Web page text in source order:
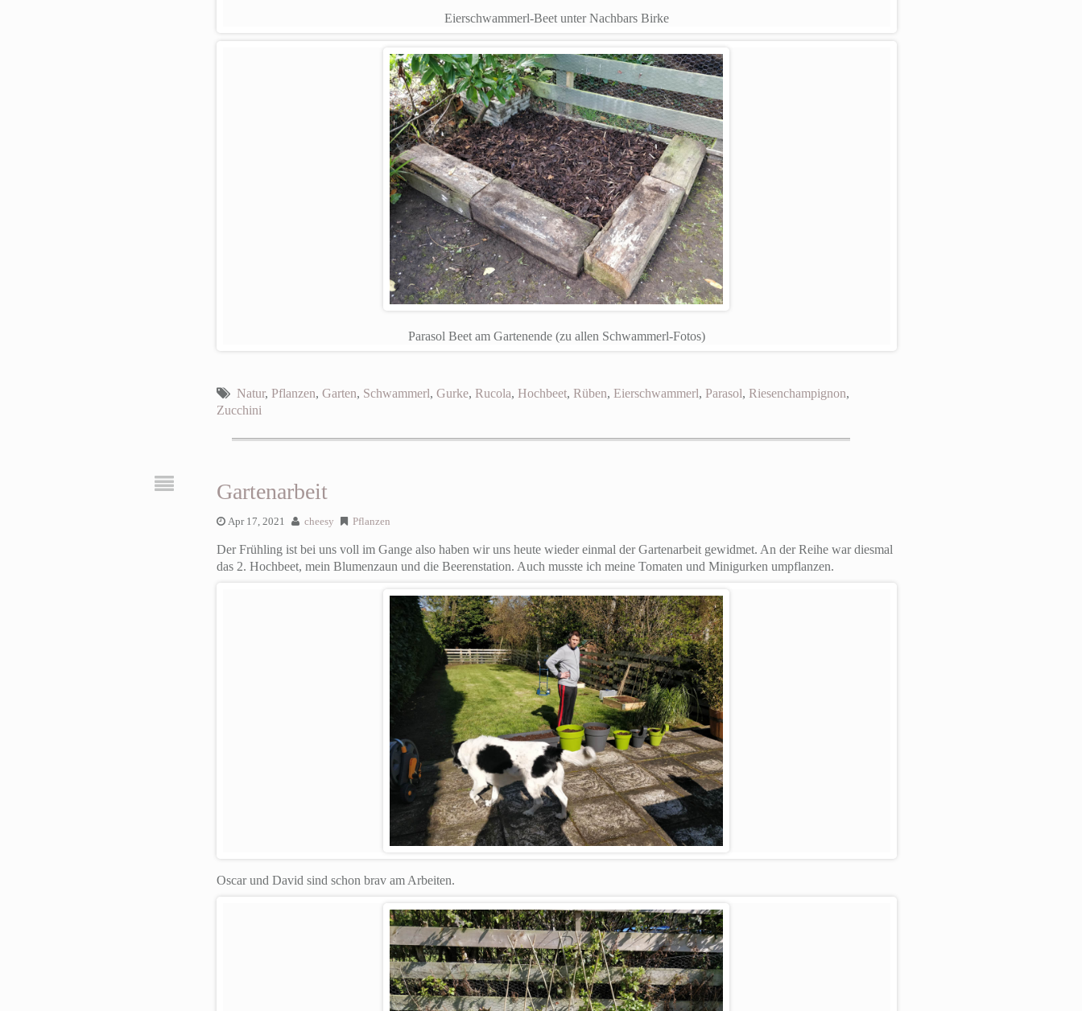
Eierschwammerl-Beet unter Nachbars Birke
Parasol Beet am Gartenende (zu allen Schwammerl-Fotos)
Natur, Pflanzen, Garten, Schwammerl, Gurke, Rucola, Hochbeet, Rüben, Eierschwammerl, Parasol, Riesenchampignon,
Zucchini
Gartenarbeit
Apr 17, 2021 cheesy Pflanzen
Der Frühling ist bei uns voll im Gange also haben wir uns heute wieder einmal der Gartenarbeit gewidmet. An der Reihe war diesmal
das 2. Hochbeet, mein Blumenzaun und die Beerenstation. Auch musste ich meine Tomaten und Minigurken umpflanzen.
Oscar und David sind schon brav am Arbeiten.